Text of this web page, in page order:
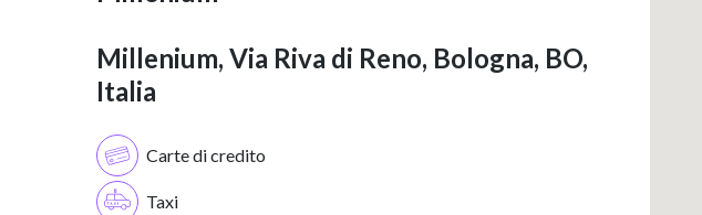
Millenium, Via Riva di Reno, Bologna, BO,
Italia
Carte di credito
Taxi